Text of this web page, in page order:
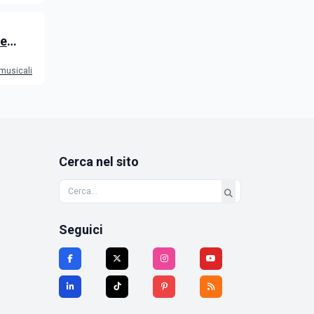
Cerca nel sito
Seguici